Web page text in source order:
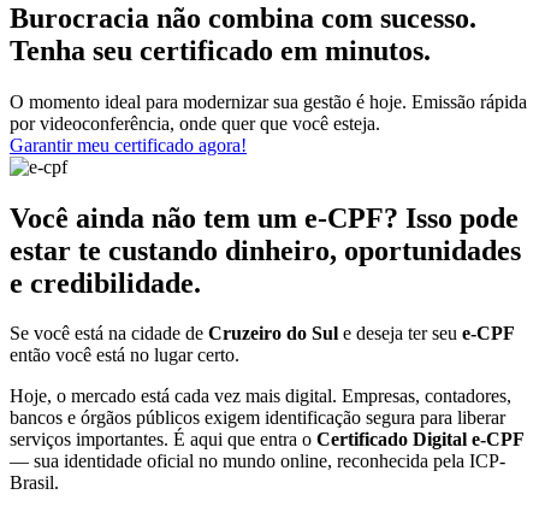
Burocracia não combina com sucesso.
Tenha seu certificado em minutos.
O momento ideal para modernizar sua gestão é hoje. Emissão rápida
por videoconferência, onde quer que você esteja.
Garantir meu certificado agora!
Você ainda não tem um e-CPF? Isso pode
estar te custando dinheiro, oportunidades
e credibilidade.
Se você está na cidade de Cruzeiro do Sul e deseja ter seu e-CPF
então você está no lugar certo.
Hoje, o mercado está cada vez mais digital. Empresas, contadores,
bancos e órgãos públicos exigem identificação segura para liberar
serviços importantes. É aqui que entra o Certificado Digital e-CPF
— sua identidade oficial no mundo online, reconhecida pela ICP-
Brasil.